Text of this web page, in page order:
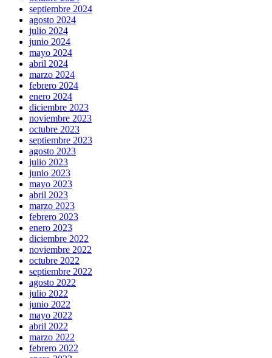
septiembre 2024
agosto 2024
julio 2024
junio 2024
mayo 2024
abril 2024
marzo 2024
febrero 2024
enero 2024
diciembre 2023
noviembre 2023
octubre 2023
septiembre 2023
agosto 2023
julio 2023
junio 2023
mayo 2023
abril 2023
marzo 2023
febrero 2023
enero 2023
diciembre 2022
noviembre 2022
octubre 2022
septiembre 2022
agosto 2022
julio 2022
junio 2022
mayo 2022
abril 2022
marzo 2022
febrero 2022